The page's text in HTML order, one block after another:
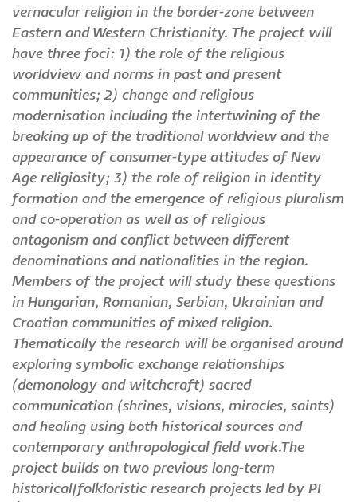
vernacular religion in the border-zone between
Eastern and Western Christianity. The project will
have three foci: 1) the role of the religious
worldview and norms in past and present
communities; 2) change and religious
modernisation including the intertwining of the
breaking up of the traditional worldview and the
appearance of consumer-type attitudes of New
Age religiosity; 3) the role of religion in identity
formation and the emergence of religious pluralism
and co-operation as well as of religious
antagonism and conflict between different
denominations and nationalities in the region.
Members of the project will study these questions
in Hungarian, Romanian, Serbian, Ukrainian and
Croatian communities of mixed religion.
Thematically the research will be organised around
exploring symbolic exchange relationships
(demonology and witchcraft) sacred
communication (shrines, visions, miracles, saints)
and healing using both historical sources and
contemporary anthropological field work.The
project builds on two previous long-term
historical/folkloristic research projects led by PI